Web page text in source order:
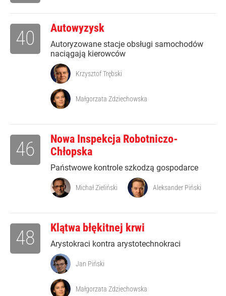
Autowyzysk
Autoryzowane stacje obsługi samochodów
naciągają kierowców
40
Krzysztof Trębski
Małgorzata Zdziechowska
Nowa Inspekcja Robotniczo-
Chłopska
Państwowe kontrole szkodzą gospodarce
46
Michał Zieliński Aleksander Piński
Klątwa błękitnej krwi
Arystokraci kontra arystotechnokraci
48
Jan Piński
Małgorzata Zdziechowska